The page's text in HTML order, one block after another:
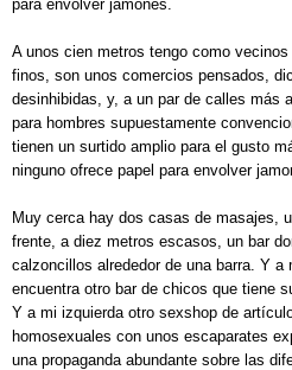
para envolver jamones.
A unos cien metros tengo como
finos, son unos comercios pensados,
desinhibidas, y, a un par de calles más
para hombres supuestamente
tienen un surtido amplio para el gusto
ninguno ofrece papel para envolver
Muy cerca hay dos casas de masajes,
frente, a diez metros escasos, un bar
calzoncillos alrededor de una barra. Y
encuentra otro bar de chicos que tiene
Y a mi izquierda otro sexshop de
homosexuales con unos escaparates
una propaganda abundante sobre las